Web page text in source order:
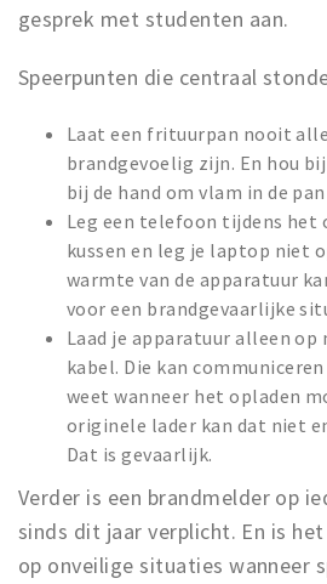
KORTING
Breda Student Shop
VRIJE TIJD
Sport
Nieuws
Bezienswaardigheden
Musea, theaters & podia
Uitjes & activiteiten
Studentenroutes
Natuurgebieden
Party pics
Eten
gesprek met studenten aan.
Speerpunten die centraal
Laat een frituurpan nooit
brandgevoelig zijn. En hou
bij de hand om vlam in de
Leg een telefoon tijdens het
kussen en leg je laptop niet
warmte van de apparatuur
voor een brandgevaarlijke
Laad je apparatuur alleen
kabel. Die kan
weet wanneer het opladen
originele lader kan dat niet
Dat is gevaarlijk.
Verder is een brandmelder op
sinds dit jaar verplicht. En is
op onveilige situaties wanneer